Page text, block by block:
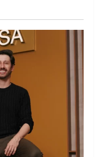
franquia com